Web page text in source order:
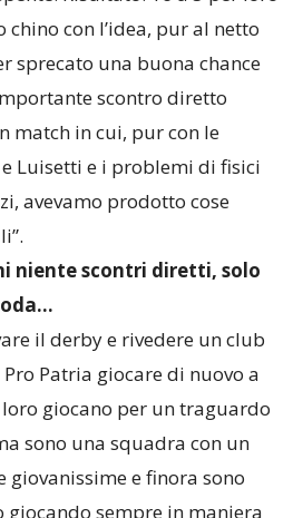
Risultato: 16 a 3 per loro
chino con l’idea, pur al netto
sprecato una buona chance
scontro diretto
match in cui, pur con le
e Luisetti e i problemi di fisici
avevamo prodotto cose
niente scontri diretti, solo
il derby e rivedere un club
Patria giocare di nuovo a
giocano per un traguardo
sono una squadra con un
giovanissime e finora sono